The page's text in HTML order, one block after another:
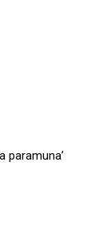
paramuna’